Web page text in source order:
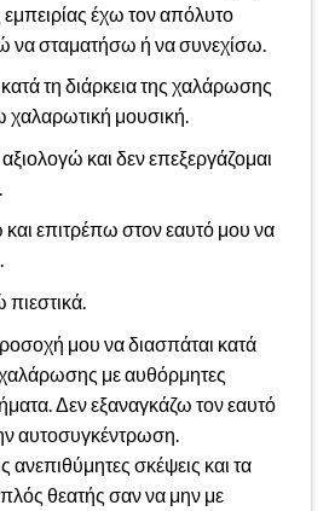
έχω τον απόλυτο
να σταματήσω ή να συνεχίσω.
τη διάρκεια της χαλάρωσης
μουσική.
και δεν επεξεργάζομαι
επιτρέπω στον εαυτό μου να
μου να διασπάται κατά
χαλάρωσης με αυθόρμητες
Δεν εξαναγκάζω τον εαυτό
αυτοσυγκέντρωση.
σκέψεις και τα
θεατής σαν να μην με